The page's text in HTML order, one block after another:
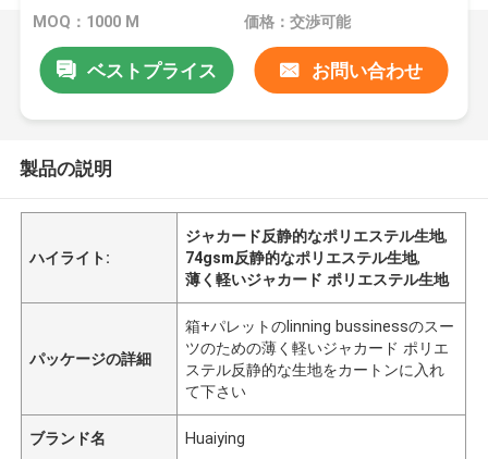
MOQ：1000 M 価格：交渉可能
ベストプライス お問い合わせ
製品の説明
ハイライト:
ジャカード反静的なポリエステル生地,
74gsm反静的なポリエステル生地,
薄く軽いジャカード ポリエステル生地
パッケージの詳細
箱+パレットのlinning bussinessのスー
ツのための薄く軽いジャカード ポリエ
ステル反静的な生地をカートンに入れ
て下さい
ブランド名 Huaiying